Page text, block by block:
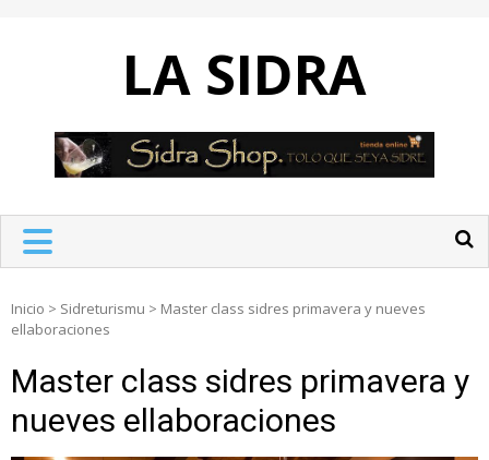
LA SIDRA
Inicio > Sidreturismu > Master class sidres primavera y nueves
ellaboraciones
Master class sidres primavera y
nueves ellaboraciones